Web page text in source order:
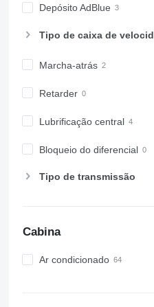
Depósito AdBlue
Tipo de caixa de
Marcha-atrás
Retarder
Lubrificação central
Bloqueio do diferencial
Tipo de transmissão
Cabina
Ar condicionado